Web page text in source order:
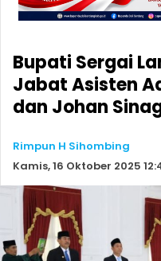
Bupati Sergai
Jabat Asisten
dan Johan
Rimpun H Sihombing
Kamis, 16 Oktober 2025